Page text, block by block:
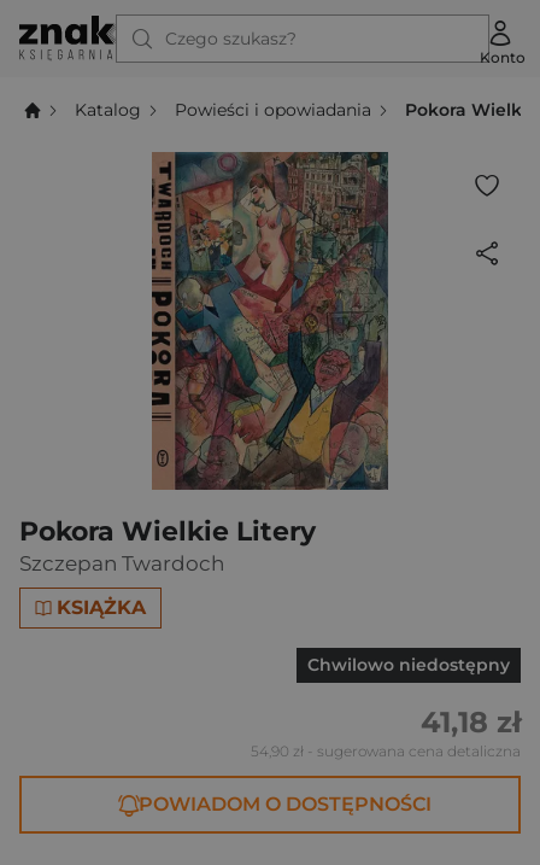
Czego szukasz?
Konto
Katalog Powieści i opowiadania Pokora
Pokora Wielkie Litery
Szczepan Twardoch
KSIĄŻKA
Chwilowo niedostępny
41,18 zł
54,90 zł - sugerowana cena detaliczna
POWIADOM O DOSTĘPNOŚCI